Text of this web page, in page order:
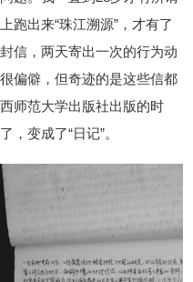
跑出来“珠江溯源”，才有了
信，两天寄出一次的行为动
偏僻，但奇迹的是这些信都
师范大学出版社出版的时
变成了“日记”。